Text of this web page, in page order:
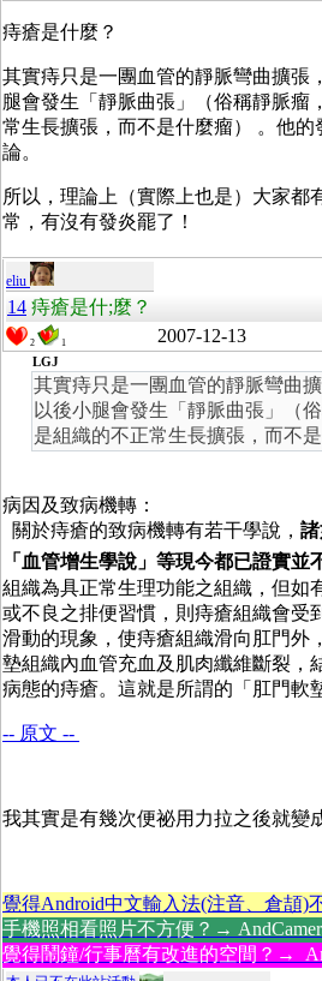
痔瘡是什麼？
其實痔只是一團血管的靜脈彎曲擴張
腿會發生「靜脈曲張」（俗稱靜脈瘤
常生長擴張，而不是什麼瘤） 。他
論。
所以，理論上（實際上也是）大家都
常，有沒有發炎罷了！
eliu
14 痔瘡是什;麼？
2 1 2007-12-13
LGJ
其實痔只是一團血管的靜脈彎曲
以後小腿會發生「靜脈曲張」（
是組織的不正常生長擴張，而不是
病因及致病機轉：
關於痔瘡的致病機轉有若干學說，
「血管增生學說」等現今都已證實並
組織為具正常生理功能之組織，但如
或不良之排便習慣，則痔瘡組織會受
滑動的現象，使痔瘡組織滑向肛門外
墊組織內血管充血及肌肉纖維斷裂，
病態的痔瘡。這就是所謂的「肛門軟
-- 原文 --
我其實是有幾次便祕用力拉之後就變
覺得Android中文輸入法(注音、倉頡)
手機照相看照片不方便？→
覺得鬧鐘/行事曆有改進的空間？→